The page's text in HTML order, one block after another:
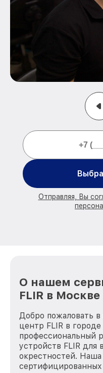
Отправляя, Вы
О нашем
FLIR в Москве
Добро пожаловать
центр FLIR в
профессиональный
устройств FLIR для
окрестностей.